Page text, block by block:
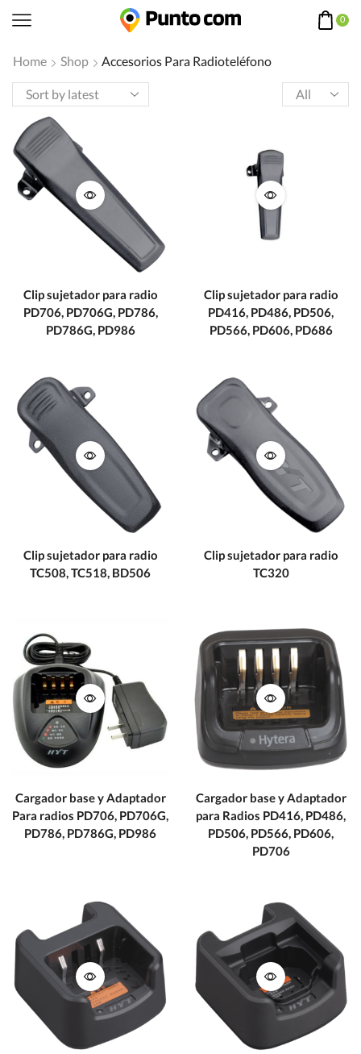
0
Home Shop
Accesorios Para Radioteléfono
Products
per
Clip sujetador para radio
PD706, PD706G, PD786,
PD786G, PD986
Clip sujetador para radio
PD416, PD486, PD506,
PD566, PD606, PD686
Clip sujetador para radio
TC508, TC518, BD506
Clip sujetador para radio
TC320
Cargador base y Adaptador
Para radios PD706, PD706G,
PD786, PD786G, PD986
Cargador base y Adaptador
para Radios PD416, PD486,
PD506, PD566, PD606,
PD706